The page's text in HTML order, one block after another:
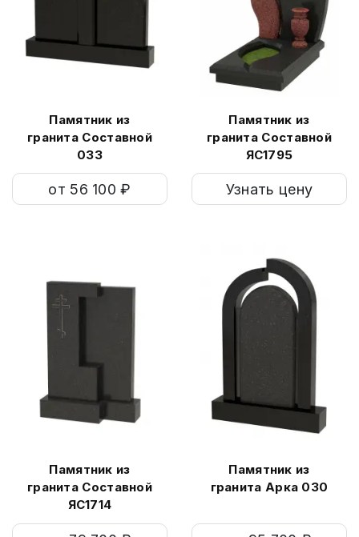
Памятник из
гранита Составной
033
от 56 100 ₽
Памятник из
гранита Составной
ЯС1795
Узнать цену
Памятник из
гранита Составной
ЯС1714
Памятник из
гранита Арка 030